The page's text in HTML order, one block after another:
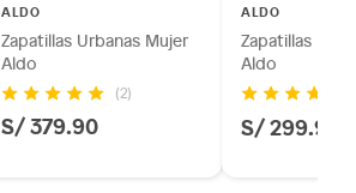
ALDO
Zapatillas Urbanas Mujer
Aldo
(2)
S/ 379.90
ALDO
Zapatillas
Aldo
S/ 299.90